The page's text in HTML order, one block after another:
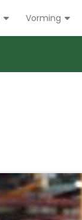
Vorming